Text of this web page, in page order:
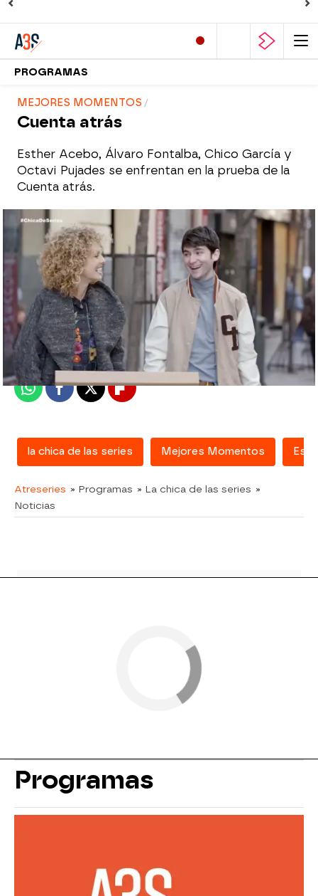
PROGRAMAS
MEJORES MOMENTOS
Cuenta atrás
Esther Acebo, Álvaro Fontalba, Chico García y
Octavi Pujades se enfrentan en la prueba de la
Cuenta atrás.
atreseries
Madrid
Publicado:29 de marzo de 2018, 19:22
WhatsappFacebook
X Flipboard
la chica de las series Mejores Momentos
Atreseries » Programas » La chica de las series »
Noticias
Programas